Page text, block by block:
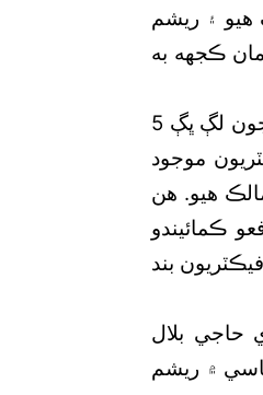
هيو ۽ ريشم
ڪجهه به
غيرسرڪاري انگن اکرن مطابق 2005 تائين ڇانگا مانگا ۾ ريشم جي صنعت جون لڳ ڀڳ 5
ڪم ڪري رهيون هيون ۽ هاڻي مشڪل سان 10 فيڪٽريون موجود
تيار ڪندڙ 10 فيڪٽرين جو مالڪ هيو. هن
ماهورا 60 هزار رپيا منافعو ڪمائيندو
هيو، پر جيئن ئي هن صنعت جو زوال شروع ٿيو ته پهرين ئي ڌڪ ۾ هن جون 4 فيڪٽريون بند
حاجي بلال
جي ڀرپاسي ۾ ريشم